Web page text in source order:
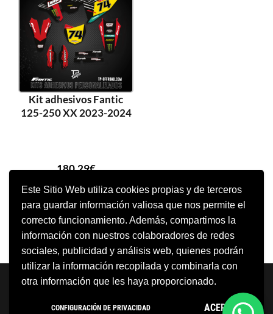
Este Sitio Web utiliza cookies propias y de terceros
para guardar información valiosa que nos permite el
correcto funcionamiento. Además, compartimos la
información con nuestros colaboradores de redes
sociales, publicidad y análisis web, quienes podrán
utilizar la información recopilada y combinarla con
otra información que les haya proporcionado.
CONFIGURACIÓN DE PRIVACIDAD ACEPTO
Kit adhesivos Fantic
125-250 XX 2023-2024
180,29€
AÑADIR AL CARRITO
Neve | Funciona gracias a WordPress